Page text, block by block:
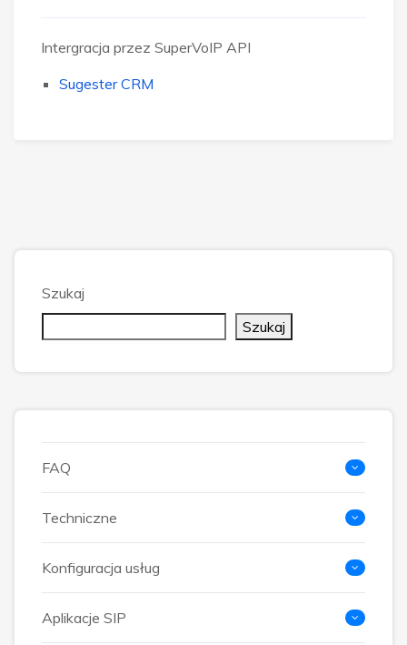
Intergracja przez SuperVoIP API
Sugester CRM
Szukaj
Szukaj
FAQ
Techniczne
Konfiguracja usług
Aplikacje SIP